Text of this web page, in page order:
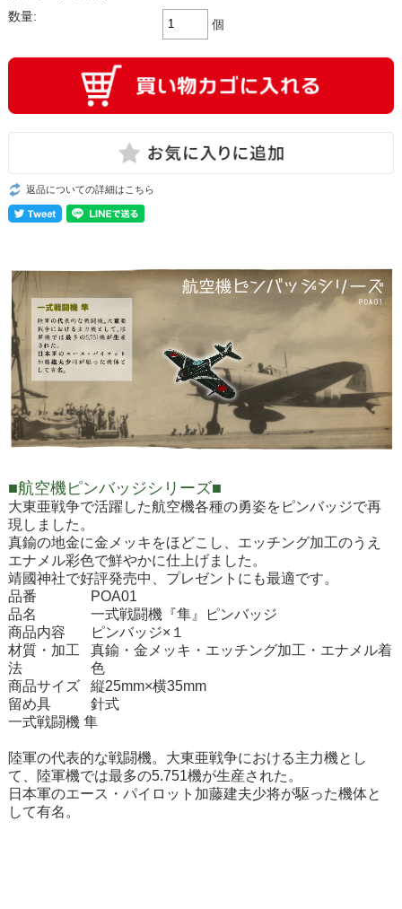
数量:
個
返品についての詳細はこちら
■航空機ピンバッジシリーズ■
大東亜戦争で活躍した航空機各種の勇姿をピンバッジで再
現しました。
真鍮の地金に金メッキをほどこし、エッチング加工のうえ
エナメル彩色で鮮やかに仕上げました。
靖國神社で好評発売中、プレゼントにも最適です。
品番
POA01
品名
一式戦闘機『隼』ピンバッジ
商品内容
ピンバッジ×１
材質・加工
法
真鍮・金メッキ・エッチング加工・エナメル着
色
商品サイズ
縦25mm×横35mm
留め具
針式
一式戦闘機 隼
陸軍の代表的な戦闘機。大東亜戦争における主力機とし
て、陸軍機では最多の5.751機が生産された。
日本軍のエース・パイロット加藤建夫少将が駆った機体と
して有名。